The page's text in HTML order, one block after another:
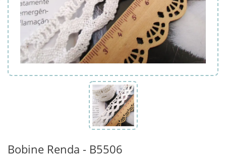
Bobine Renda - B5506